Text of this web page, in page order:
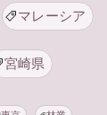
マレーシア
宮崎県